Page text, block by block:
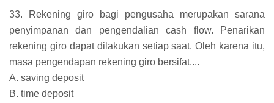
33. Rekening giro bagi pengusaha merupakan sarana
penyimpanan dan pengendalian cash flow. Penarikan
rekening giro dapat dilakukan setiap saat. Oleh karena itu,
masa pengendapan rekening giro bersifat....
A. saving deposit
B. time deposit